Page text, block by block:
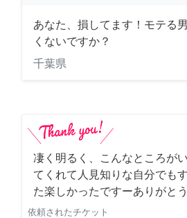
あなた、損してます！モテる
くないですか？
千葉県
凄く明るく、こんなところが
てくれて人見知りな自分でも
た楽しかったですーありがと
依頼されたチケット